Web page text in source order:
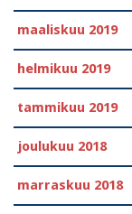
maaliskuu 2019
helmikuu 2019
tammikuu 2019
joulukuu 2018
marraskuu 2018